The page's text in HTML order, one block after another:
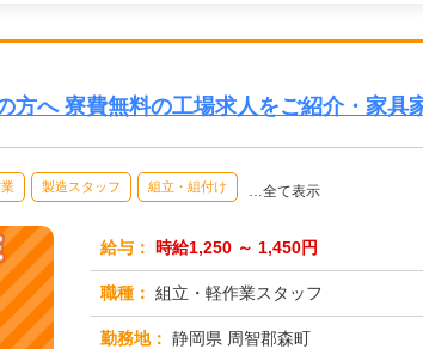
方へ 寮費無料の工場求人をご紹介・家具
製造スタッフ 組立・組付け …全て表示
給与： 時給1,250 ～ 1,450円
職種： 組立・軽作業スタッフ
勤務地： 静岡県 周智郡森町